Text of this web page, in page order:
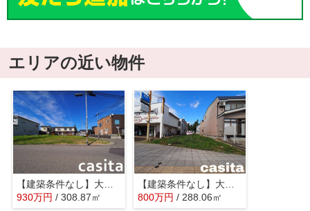
エリアの近い物件
【建築条件なし】大仙市福田町93.43坪(公簿)区画の整った住宅街の南東角地物件
930万円 / 308.87㎡
【建築条件なし】大仙市大曲須和町 南北両面道路の土地物件
800万円 / 288.06㎡